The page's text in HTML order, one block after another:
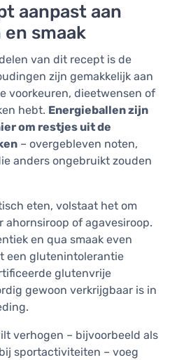
aanpast aan
smaak
van dit recept is de
zijn gemakkelijk aan
voorkeuren, dieetwensen of
hebt. Energieballen zijn
om restjes uit de
– overgebleven noten,
anders ongebruikt zouden
eten, volstaat het om
of agavesiroop.
en qua smaak even
een glutenintolerantie
glutenvrije
gewoon verkrijgbaar is in
verhogen – bijvoorbeeld als
sportactiviteiten – voeg